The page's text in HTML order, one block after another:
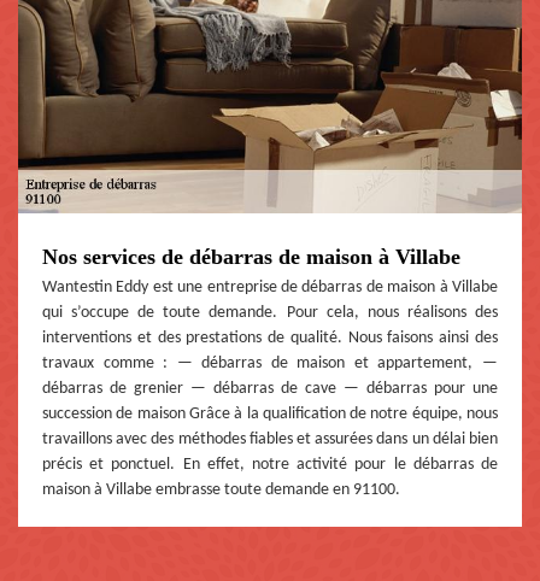
Nos services de débarras de maison à Villabe
Wantestin Eddy est une entreprise de débarras de maison à Villabe
qui s’occupe de toute demande. Pour cela, nous réalisons des
interventions et des prestations de qualité. Nous faisons ainsi des
travaux comme : — débarras de maison et appartement, —
débarras de grenier — débarras de cave — débarras pour une
succession de maison Grâce à la qualification de notre équipe, nous
travaillons avec des méthodes fiables et assurées dans un délai bien
précis et ponctuel. En effet, notre activité pour le débarras de
maison à Villabe embrasse toute demande en 91100.